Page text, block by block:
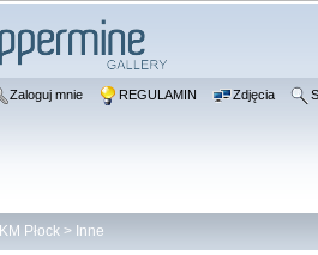
Zaloguj mnie REGULAMIN Zdjęcia
KM Płock > Inne